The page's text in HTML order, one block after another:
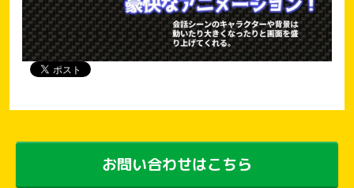
お問い合わせはこちら